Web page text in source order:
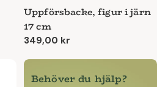
Uppförsbacke, figur i järn
17 cm
Ordinarie
349,00 kr
Behöver du hjälp?